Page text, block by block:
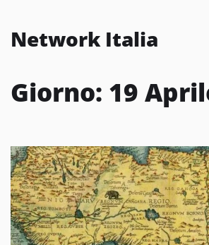
theNetwork Italia
Giorno: 19